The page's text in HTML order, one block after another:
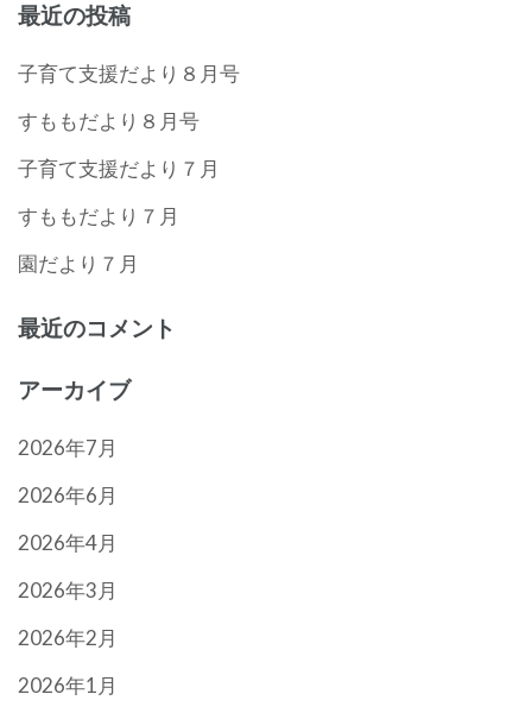
最近の投稿
子育て支援だより８月号
すももだより８月号
子育て支援だより７月
すももだより７月
園だより７月
最近のコメント
アーカイブ
2026年7月
2026年6月
2026年4月
2026年3月
2026年2月
2026年1月